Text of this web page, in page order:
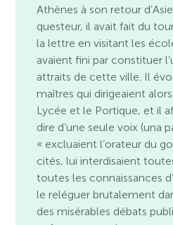
Athènes à son retour
questeur, il avait fait du
la lettre en visitant les
avaient fini par constituer
attraits de cette ville. Il
maîtres qui dirigeaient
Lycée et le Portique, et il
dire d’une seule voix (una
« excluaient l’orateur du
cités, lui interdisaient
toutes les connaissances
le reléguer brutalement
des misérables débats